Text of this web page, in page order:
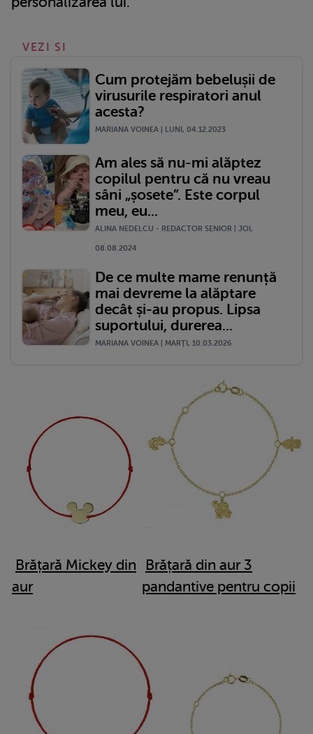
VEZI SI
Cum protejăm bebelușii de
virusurile respiratori anul
acesta?
MARIANA VOINEA | LUNI, 04.12.2023
Am ales să nu-mi alăptez
copilul pentru că nu vreau
sâni „șosete”. Este corpul
meu, eu...
ALINA NEDELCU - REDACTOR SENIOR | JOI,
08.08.2024
De ce multe mame renunță
mai devreme la alăptare
decât și-au propus. Lipsa
suportului, durerea...
MARIANA VOINEA | MARŢI, 10.03.2026
Brățară Mickey din
aur
Brățară din aur 3
pandantive pentru copii